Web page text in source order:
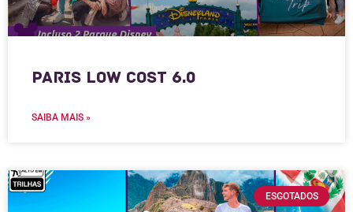
Paris Low Cost 6.0
SAIBA MAIS »
ESGOTADOS